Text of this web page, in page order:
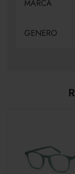
MARCA
GENERO